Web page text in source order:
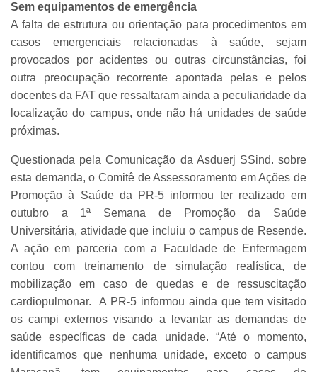
Sem equipamentos de emergência
A falta de estrutura ou orientação para procedimentos em
casos emergenciais relacionadas à saúde, sejam
provocados por acidentes ou outras circunstâncias, foi
outra preocupação recorrente apontada pelas e pelos
docentes da FAT que ressaltaram ainda a peculiaridade da
localização do campus, onde não há unidades de saúde
próximas.
Questionada pela Comunicação da Asduerj SSind. sobre
esta demanda, o Comitê de Assessoramento em Ações de
Promoção à Saúde da PR-5 informou ter realizado em
outubro a 1ª Semana de Promoção da Saúde
Universitária, atividade que incluiu o campus de Resende.
A ação em parceria com a Faculdade de Enfermagem
contou com treinamento de simulação realística, de
mobilização em caso de quedas e de ressuscitação
cardiopulmonar. A PR-5 informou ainda que tem visitado
os campi externos visando a levantar as demandas de
saúde específicas de cada unidade. “Até o momento,
identificamos que nenhuma unidade, exceto o campus